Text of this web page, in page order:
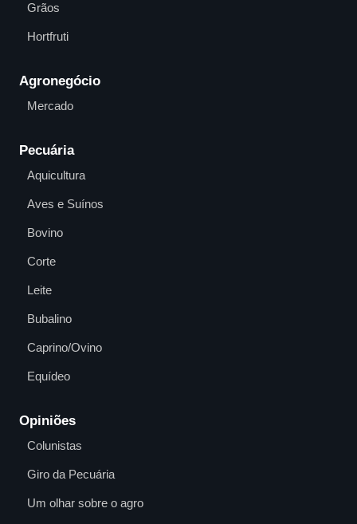
Grãos
Hortfruti
Agronegócio
Mercado
Pecuária
Aquicultura
Aves e Suínos
Bovino
Corte
Leite
Bubalino
Caprino/Ovino
Equídeo
Opiniões
Colunistas
Giro da Pecuária
Um olhar sobre o agro